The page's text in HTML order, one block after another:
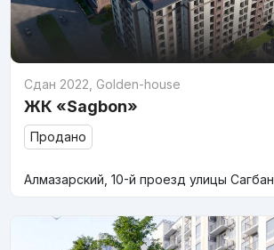
Сдан 2022 Golden-house
ЖК «Sagbon»
Продано
Алмазарский, 10-й проезд улицы Сагбан